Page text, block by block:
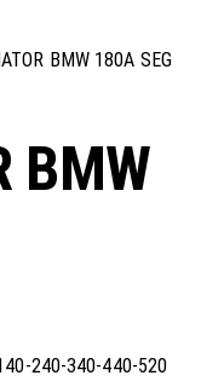
BMW 180A SEG
BMW
240-340-440-520